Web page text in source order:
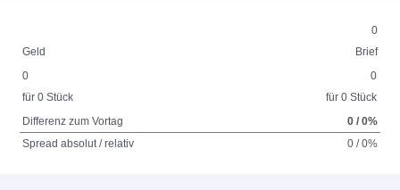
0
Geld
Brief
0
für 0 Stück
0
für 0 Stück
Differenz zum Vortag
0 / 0%
Spread absolut / relativ
0 / 0%